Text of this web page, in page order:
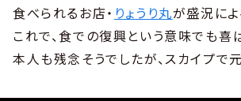
食べられるお店・ りょうり丸が盛況によ
これで、食での復興という意味でも喜
本人も残念そうでしたが、スカイプで